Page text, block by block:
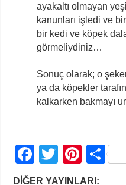
ayakaltı olmayan
kanunları işledi ve
bir kedi ve köpek
görmeliydiniz…
Sonuç olarak; o
ya da köpekler
kalkarken bakmayı
F
a
T
wi
Pi
nt
S
DİĞER YAYINLARI: